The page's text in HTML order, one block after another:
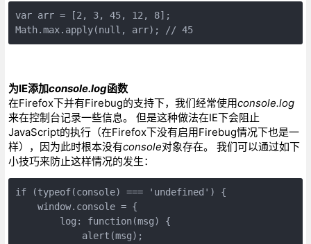
var arr = [2, 3, 45, 12, 8];
Math.max.apply(null, arr); // 45
为IE添加console.log函数
在Firefox下并有Firebug的支持下，我们经常使用console.log
来在控制台记录一些信息。 但是这种做法在IE下会阻止
JavaScript的执行（在Firefox下没有启用Firebug情况下也是一
样），因为此时根本没有console对象存在。 我们可以通过如下
小技巧来防止这样情况的发生：
if (typeof(console) === 'undefined') {
    window.console = {
        log: function(msg) {
            alert(msg);